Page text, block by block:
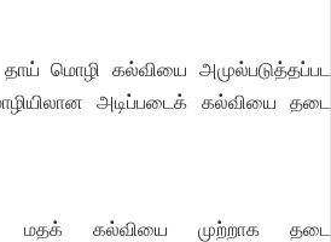
மொழி கல்வியை அமுல்படுத்தப்பட
அடிப்படைக் கல்வியை தடை
மதக் கல்வியை முற்றாக தடை